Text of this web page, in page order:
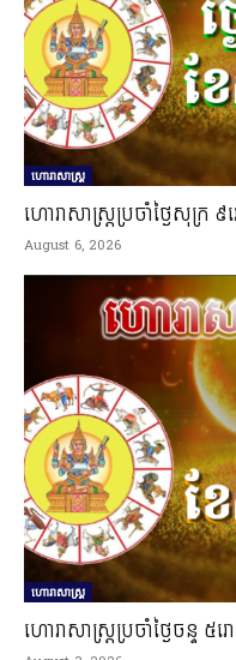
ហោរាសាស្ត្រ
ហោរាសាស្រ្តប្រចាំថ្ងៃសុក្រ
August 6, 2026
ហោរាសាស្ត្រ
ហោរាសាស្រ្តប្រចាំថ្ងៃចន្ទ